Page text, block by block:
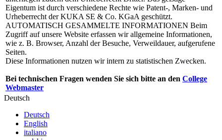
Eigentum ist durch verschiedene Rechte wie Patent-, Marken- und
Urheberrecht der KUKA SE & Co. KGaA geschützt.
AUTOMATISCH GESAMMELTE INFORMATIONEN Beim
Zugriff auf unsere Website erfassen wir allgemeine Informationen,
wie z. B. Browser, Anzahl der Besuche, Verweildauer, aufgerufene
Seiten.
Diese Informationen nutzen wir intern zu statistischen Zwecken.
Bei technischen Fragen wenden Sie sich bitte an den College
Webmaster
Deutsch
Deutsch
English
italiano